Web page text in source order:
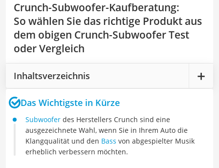
Crunch-Subwoofer-Kaufberatung:
So wählen Sie das richtige Produkt aus
dem obigen Crunch-Subwoofer Test
oder Vergleich
Inhaltsverzeichnis
Das Wichtigste in Kürze
Subwoofer des Herstellers Crunch sind eine
ausgezeichnete Wahl, wenn Sie in Ihrem Auto die
Klangqualität und den Bass von abgespielter Musik
erheblich verbessern möchten.